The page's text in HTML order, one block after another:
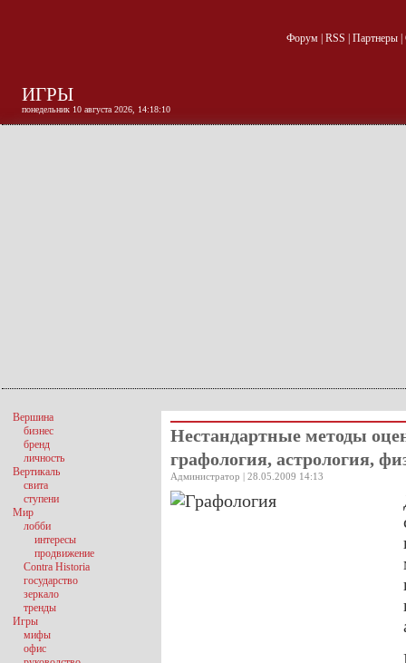
Форум| RSS Партнеры|
ИГРЫ
понедельник 10 августа 2026, 14:18:10
Нестандартные методы
графология, астрология,
Администратор | 28.05.2009 14:13
Вершина
бизнес
бренд
личность
Вертикаль
свита
ступени
Мир
лобби
интересы
продвижение
Contra Historia
государство
зеркало
тренды
Игры
мифы
офис